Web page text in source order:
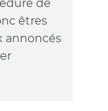
de
êtres
annoncés